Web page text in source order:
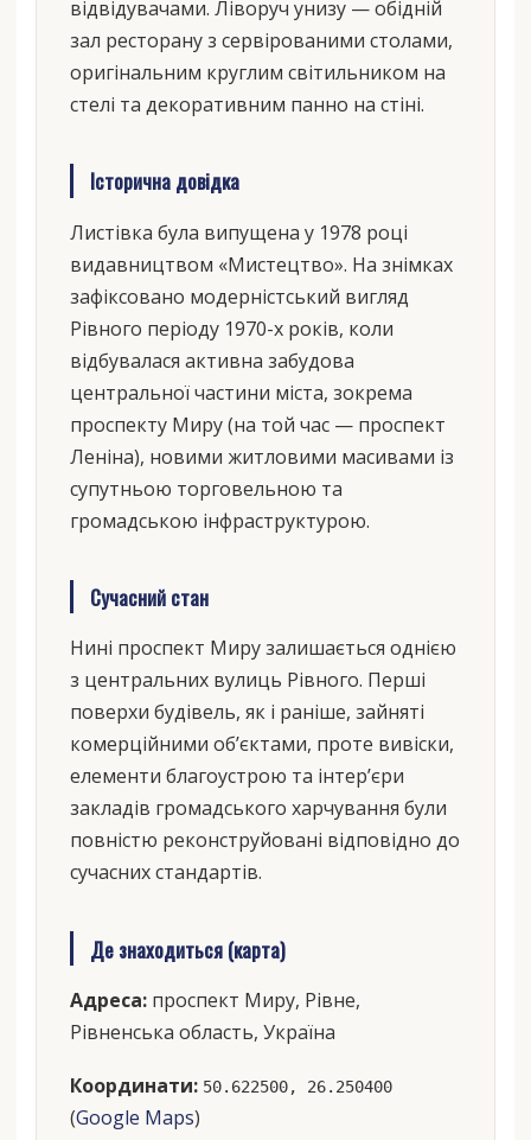
відвідувачами. Ліворуч унизу — обідній
зал ресторану з сервірованими столами,
оригінальним круглим світильником на
стелі та декоративним панно на стіні.
Історична довідка
Листівка була випущена у 1978 році
видавництвом «Мистецтво». На знімках
зафіксовано модерністський вигляд
Рівного періоду 1970-х років, коли
відбувалася активна забудова
центральної частини міста, зокрема
проспекту Миру (на той час — проспект
Леніна), новими житловими масивами із
супутньою торговельною та
громадською інфраструктурою.
Сучасний стан
Нині проспект Миру залишається однією
з центральних вулиць Рівного. Перші
поверхи будівель, як і раніше, зайняті
комерційними об’єктами, проте вивіски,
елементи благоустрою та інтер’єри
закладів громадського харчування були
повністю реконструйовані відповідно до
сучасних стандартів.
Де знаходиться (карта)
Адреса:проспект Миру, Рівне,
Рівненська область, Україна
Координати: 50.622500, 26.250400
(Google Maps)